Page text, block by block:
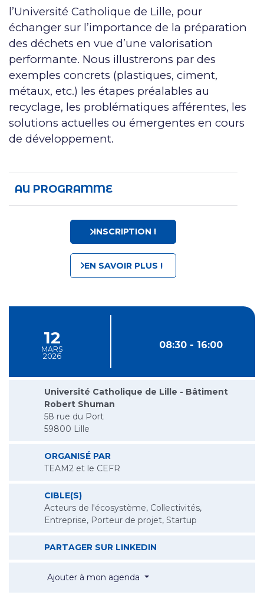
l’Université Catholique de Lille, pour
échanger sur l’importance de la préparation
des déchets en vue d’une valorisation
performante. Nous illustrerons par des
exemples concrets (plastiques, ciment,
métaux, etc.) les étapes préalables au
recyclage, les problématiques afférentes, les
solutions actuelles ou émergentes en cours
de développement.
AU PROGRAMME
INSCRIPTION !
EN SAVOIR PLUS !
12
MARS
2026
08:30 - 16:00
Université Catholique de Lille - Bâtiment
Robert Shuman
58 rue du Port
59800 Lille
ORGANISÉ PAR
TEAM2 et le CEFR
CIBLE(S)
Acteurs de l'écosystème, Collectivités,
Entreprise, Porteur de projet, Startup
PARTAGER SUR LINKEDIN
Ajouter à mon agenda L’importance de la